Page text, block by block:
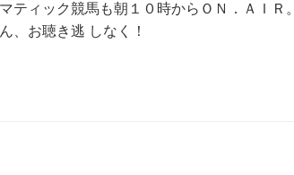
ティック競馬も朝１０時からＯＮ．ＡＩＲ。
、お聴き逃 しなく！